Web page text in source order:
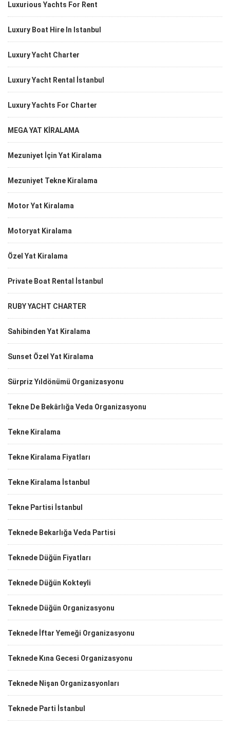
Luxurious Yachts For Rent
Luxury Boat Hire In Istanbul
Luxury Yacht Charter
Luxury Yacht Rental İstanbul
Luxury Yachts For Charter
MEGA YAT KİRALAMA
Mezuniyet İçin Yat Kiralama
Mezuniyet Tekne Kiralama
Motor Yat Kiralama
Motoryat Kiralama
Özel Yat Kiralama
Private Boat Rental İstanbul
RUBY YACHT CHARTER
Sahibinden Yat Kiralama
Sunset Özel Yat Kiralama
Sürpriz Yıldönümü Organizasyonu
Tekne De Bekârlığa Veda Organizasyonu
Tekne Kiralama
Tekne Kiralama Fiyatları
Tekne Kiralama İstanbul
Tekne Partisi İstanbul
Teknede Bekarlığa Veda Partisi
Teknede Düğün Fiyatları
Teknede Düğün Kokteyli
Teknede Düğün Organizasyonu
Teknede İftar Yemeği Organizasyonu
Teknede Kına Gecesi Organizasyonu
Teknede Nişan Organizasyonları
Teknede Parti İstanbul